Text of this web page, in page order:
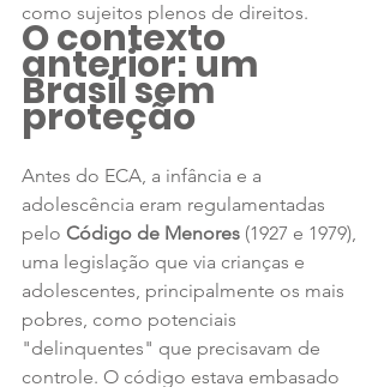
como sujeitos plenos de direitos.
O contexto
anterior: um
Brasil sem
proteção
Antes do ECA, a infância e a
adolescência eram regulamentadas
pelo Código de Menores (1927 e 1979),
uma legislação que via crianças e
adolescentes, principalmente os mais
pobres, como potenciais
"delinquentes" que precisavam de
controle. O código estava embasado